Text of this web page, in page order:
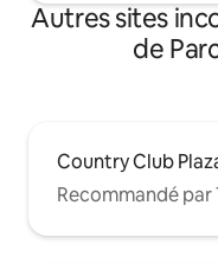
Autres sites
de
Country Club
Recommandé